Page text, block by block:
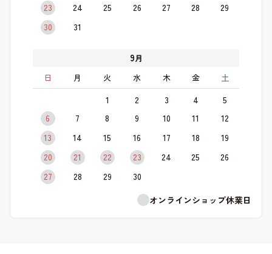
23
24 25 26 27 28
29
30
31
9月
日
月 火 水 木 金 土
1 2 3 4
5
6
7 8 9 10 11
12
13
14 15 16 17 18
19
20
21 22 23 24 25
26
27
28 29
30
オンラインショップ休業日